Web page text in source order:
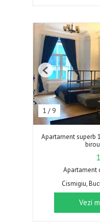
1 / 9
Previous
Apartament superb
Apartament
Cismigiu,
Vezi